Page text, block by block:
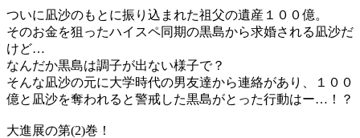
ついに凪沙のもとに振り込まれた祖父の遺産１００億。
そのお金を狙ったハイスペ同期の黒島から求婚される凪沙だ
けど…
なんだか黒島は調子が出ない様子で？
そんな凪沙の元に大学時代の男友達から連絡があり、１００
億と凪沙を奪われると警戒した黒島がとった行動はー…！？
大進展の第(2)巻！